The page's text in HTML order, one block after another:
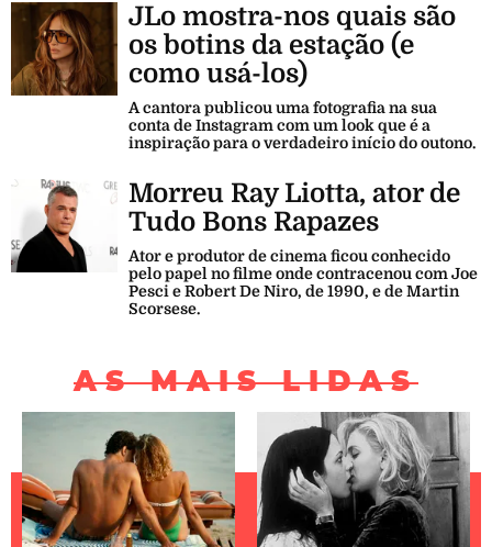
JLo mostra-nos quais são
os botins da estação (e
como usá-los)
A cantora publicou uma fotografia na sua
conta de Instagram com um look que é a
inspiração para o verdadeiro início do outono.
Morreu Ray Liotta, ator de
Tudo Bons Rapazes
Ator e produtor de cinema ficou conhecido
pelo papel no filme onde contracenou com Joe
Pesci e Robert De Niro, de 1990, e de Martin
Scorsese.
AS MAIS LIDAS